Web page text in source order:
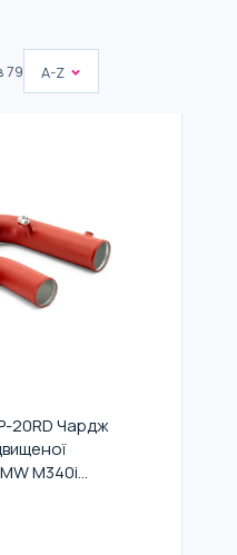
79 A-Z
20RD Чардж
M340i
(Червоний)